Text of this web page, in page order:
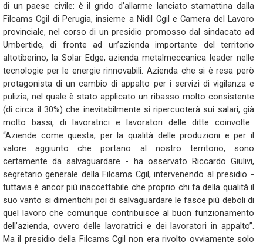
di un paese civile: è il grido d’allarme lanciato stamattina dalla
Filcams Cgil di Perugia, insieme a Nidil Cgil e Camera del Lavoro
provinciale, nel corso di un presidio promosso dal sindacato ad
Umbertide, di fronte ad un’azienda importante del territorio
altotiberino, la Solar Edge, azienda metalmeccanica leader nelle
tecnologie per le energie rinnovabili. Azienda che si è resa però
protagonista di un cambio di appalto per i servizi di vigilanza e
pulizia, nel quale è stato applicato un ribasso molto consistente
(di circa il 30%) che inevitabilmente si ripercuoterà sui salari, già
molto bassi, di lavoratrici e lavoratori delle ditte coinvolte.
“Aziende come questa, per la qualità delle produzioni e per il
valore aggiunto che portano al nostro territorio, sono
certamente da salvaguardare - ha osservato Riccardo Giulivi,
segretario generale della Filcams Cgil, intervenendo al presidio -
tuttavia è ancor più inaccettabile che proprio chi fa della qualità il
suo vanto si dimentichi poi di salvaguardare le fasce più deboli di
quel lavoro che comunque contribuisce al buon funzionamento
dell’azienda, ovvero delle lavoratrici e dei lavoratori in appalto”.
Ma il presidio della Filcams Cgil non era rivolto ovviamente solo